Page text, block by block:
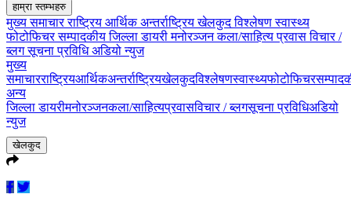
हाम्रा स्तम्भहरु
मुख्य समाचारराष्ट्रिय आर्थिकअन्तर्राष्ट्रियखेलकुदविश्लेषणस्वास्थ्य
फोटोफिचरसम्पादकीयजिल्ला डायरीमनोरञ्जनकला/साहित्यप्रवासविचार /
ब्लगसूचना प्रविधिअडियो न्युज
मुख्य
समाचारराष्ट्रियआर्थिकअन्तर्राष्ट्रियखेलकुदविश्लेषणस्वास्थ्यफोटोफिचर
अन्य
जिल्ला डायरीमनोरञ्जनकला/साहित्यप्रवासविचार / ब्लगसूचना प्रविधिअडियो
न्युज
खेलकुद